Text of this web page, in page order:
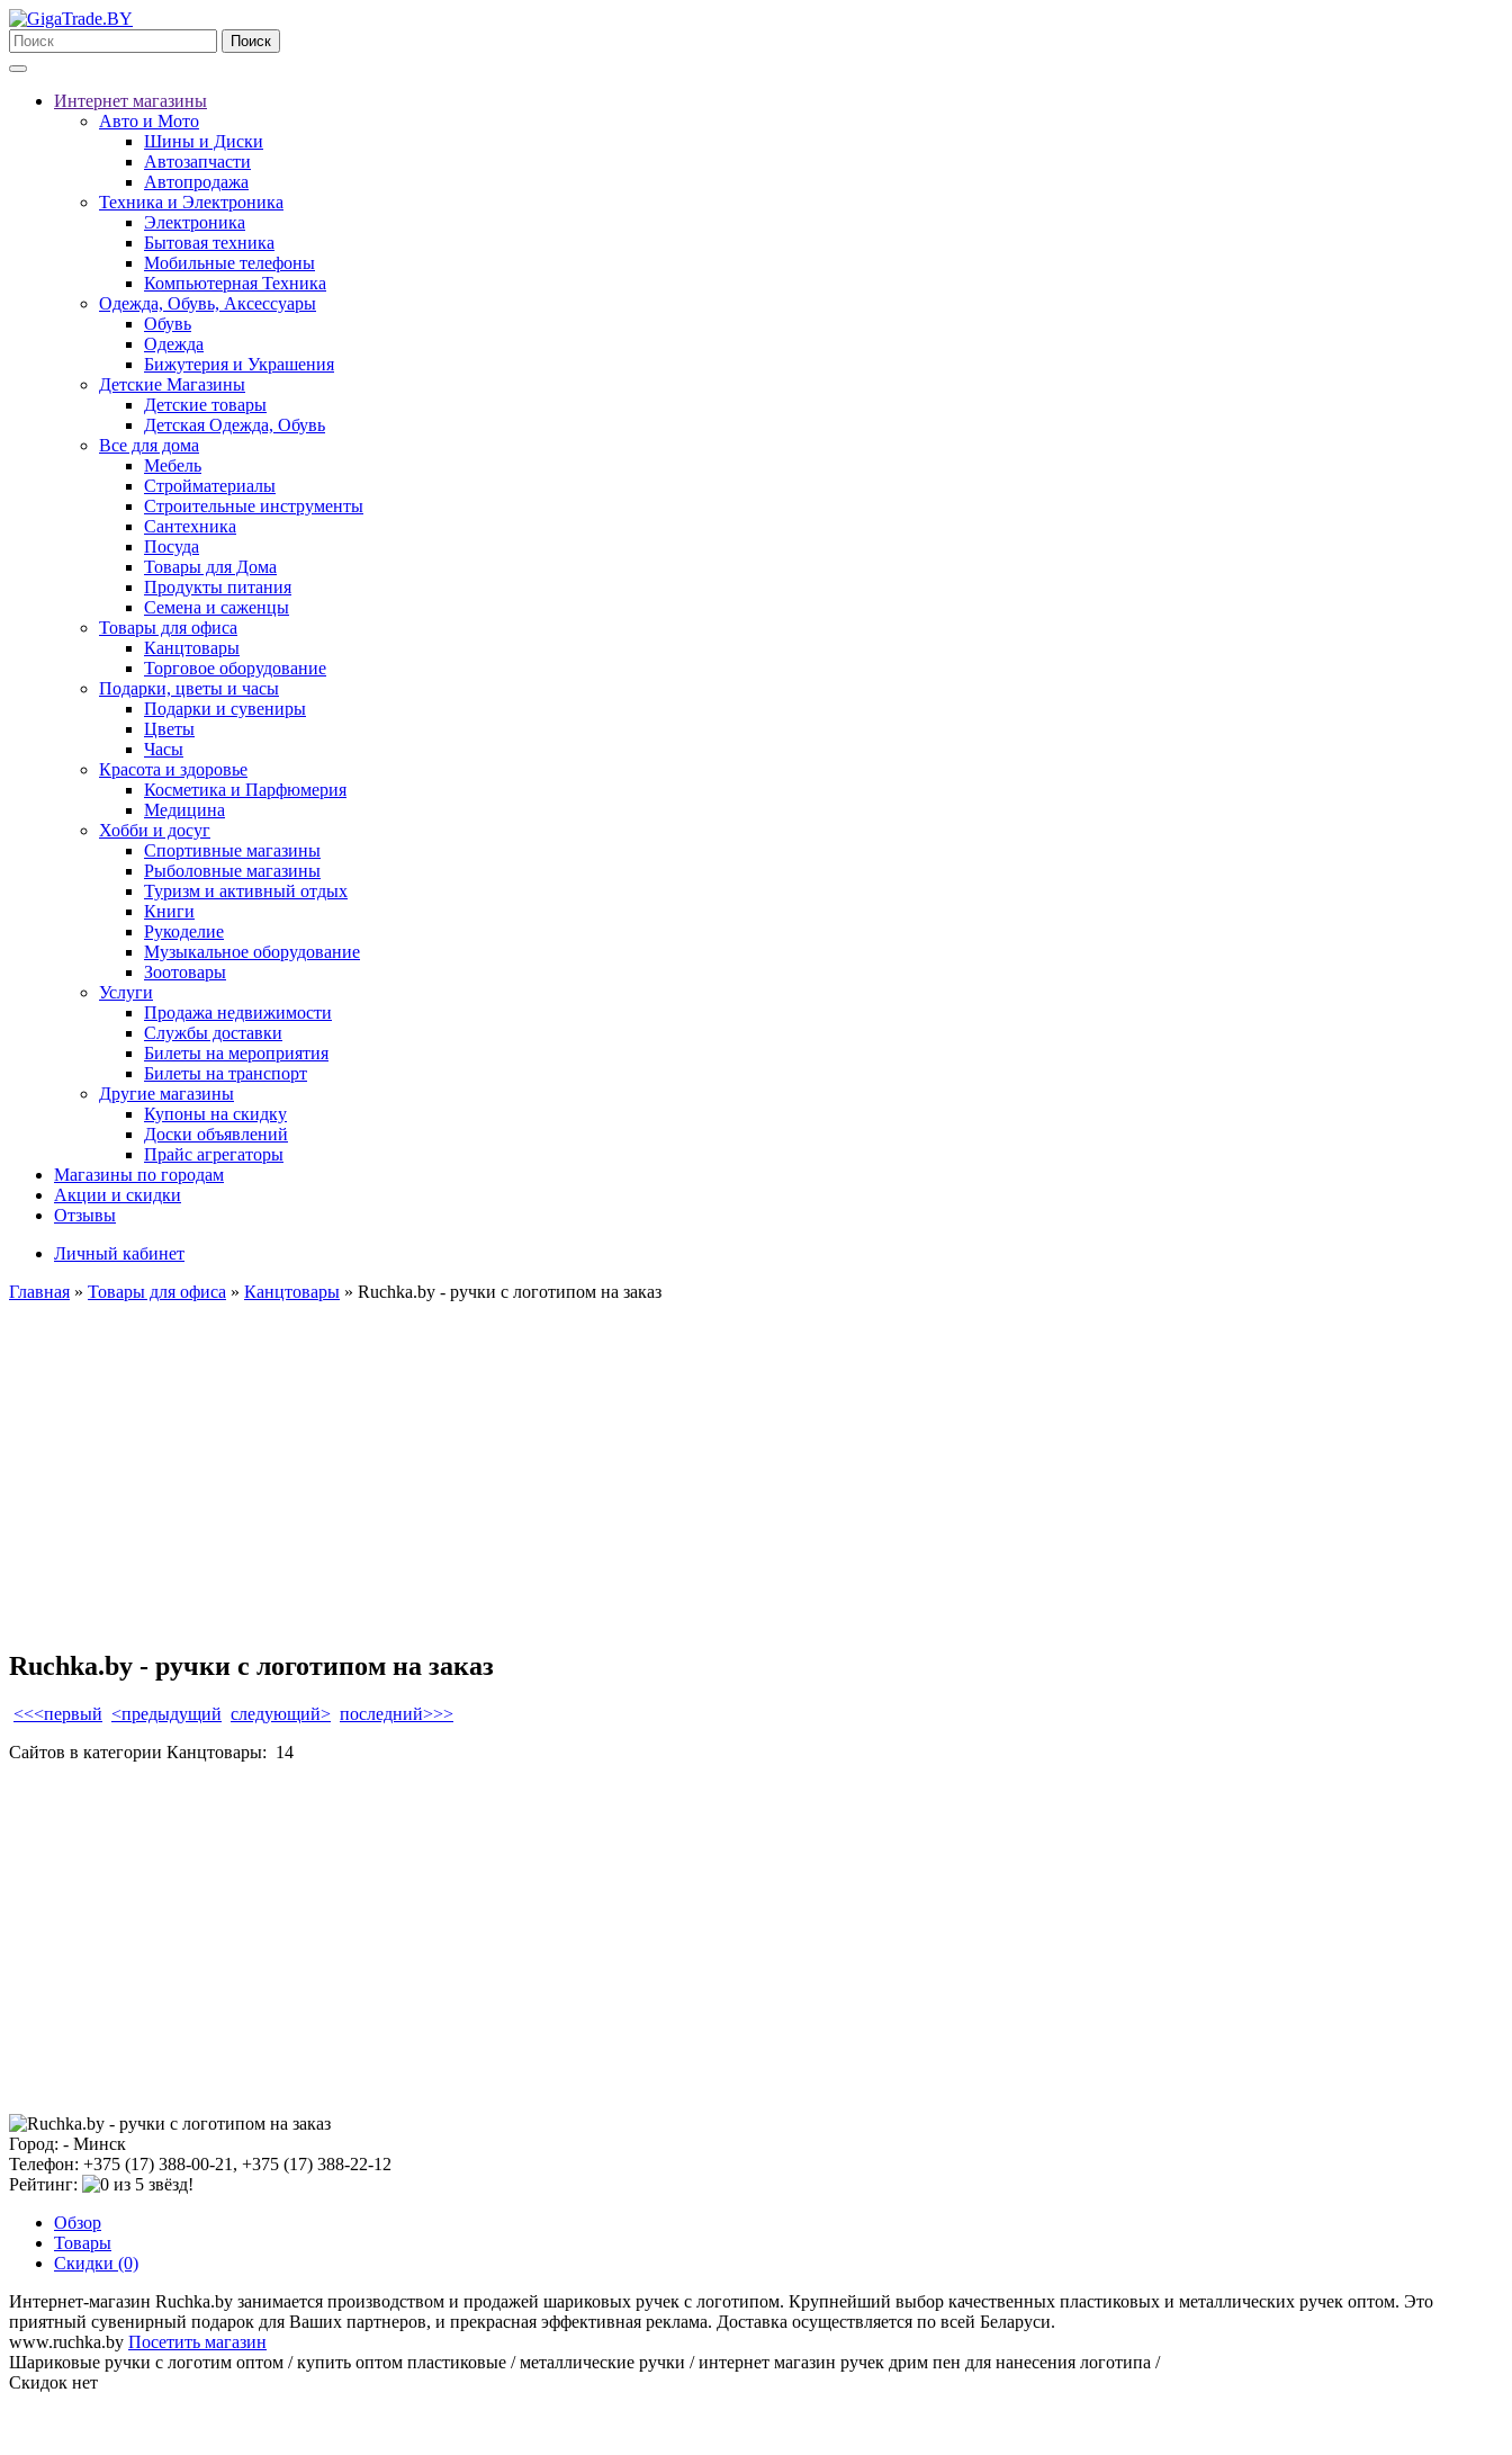
Поиск
Интернет магазины
Авто и Мото
Шины и Диски
Автозапчасти
Автопродажа
Техника и Электроника
Электроника
Бытовая техника
Мобильные телефоны
Компьютерная Техника
Одежда, Обувь, Аксессуары
Обувь
Одежда
Бижутерия и Украшения
Детские Магазины
Детские товары
Детская Одежда, Обувь
Все для дома
Мебель
Стройматериалы
Строительные инструменты
Сантехника
Посуда
Товары для Дома
Продукты питания
Семена и саженцы
Товары для офиса
Канцтовары
Торговое оборудование
Подарки, цветы и часы
Подарки и сувениры
Цветы
Часы
Красота и здоровье
Косметика и Парфюмерия
Медицина
Хобби и досуг
Спортивные магазины
Рыболовные магазины
Туризм и активный отдых
Книги
Рукоделие
Музыкальное оборудование
Зоотовары
Услуги
Продажа недвижимости
Службы доставки
Билеты на мероприятия
Билеты на транспорт
Другие магазины
Купоны на скидку
Доски объявлений
Прайс агрегаторы
Магазины по городам
Акции и скидки
Отзывы
Личный кабинет
Главная » Товары для офиса » Канцтовары » Ruchka.by - ручки с логотипом на заказ
Ruchka.by - ручки с логотипом на заказ
<<<первый <предыдущий следующий> последний>>>
Сайтов в категории Канцтовары: 14
Город: - Минск
Телефон: +375 (17) 388-00-21, +375 (17) 388-22-12
Рейтинг:
Обзор
Товары
Скидки (0)
Интернет-магазин Ruchka.by занимается производством и продажей шариковых ручек с логотипом. Крупнейший выбор качественных пластиковых и металлических ручек оптом. Это
приятный сувенирный подарок для Ваших партнеров, и прекрасная эффективная реклама. Доставка осуществляется по всей Беларуси.
www.ruchka.by Посетить магазин
Шариковые ручки с логотим оптом / купить оптом пластиковые / металлические ручки / интернет магазин ручек дрим пен для нанесения логотипа /
Скидок нет